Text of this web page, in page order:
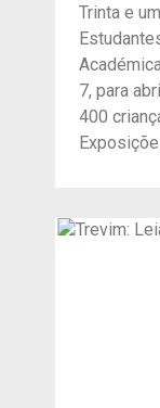
Trinta e
7, para
400